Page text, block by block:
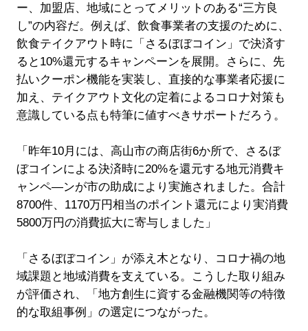
ー、加盟店、地域にとってメリットのある“三方良
し”の内容だ。例えば、飲食事業者の支援のために、
飲食テイクアウト時に「さるぼぼコイン」で決済す
ると10%還元するキャンペーンを展開。さらに、先
払いクーポン機能を実装し、直接的な事業者応援に
加え、テイクアウト文化の定着によるコロナ対策も
意識している点も特筆に値すべきサポートだろう。
「昨年10月には、高山市の商店街6か所で、さるぼ
ぼコインによる決済時に20%を還元する地元消費キ
ャンペ―ンが市の助成により実施されました。合計
8700件、1170万円相当のポイント還元により実消費
5800万円の消費拡大に寄与しました」
「さるぼぼコイン」が添え木となり、コロナ禍の地
域課題と地域消費を支えている。こうした取り組み
が評価され、「地方創生に資する金融機関等の特徴
的な取組事例」の選定につながった。